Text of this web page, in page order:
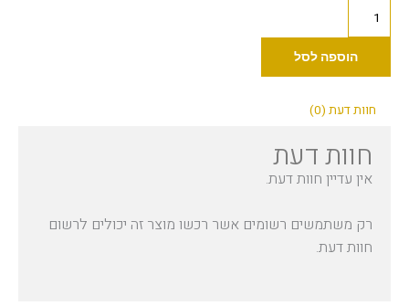
מ"ל)
Platinum
Sunflower
Yellow
הוספה לסל
חוות דעת (0)
חוות דעת
אין עדיין חוות דעת.
רק משתמשים רשומים אשר רכשו מוצר זה יכולים לרשום
חוות דעת.